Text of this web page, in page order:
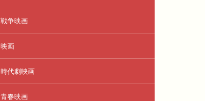
戦争映画
映画
時代劇映画
青春映画